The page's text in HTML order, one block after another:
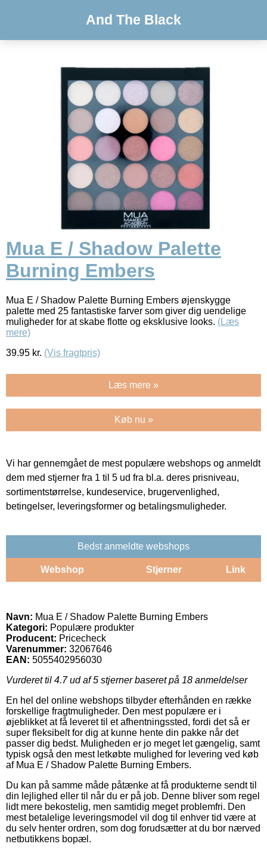
And The Black
Mua E / Shadow Palette
Burning Embers
Mua E / Shadow Palette Burning Embers øjenskygge
palette med 25 fantastiske farver som giver dig uendelige
muligheder for at skabe flotte og eksklusive looks. (Læs
mere)
39.95 kr. (Vis fragtpris)
Læs mere »
Køb nu »
Vi har gennemgået de mest populære webshops og anmeldt
dem med stjerner fra 1 til 5 ud fra bl.a. deres prisniveau,
sortimentstørrelse, kundeservice, brugervenlighed,
betingelser, leveringsformer og betalingsmuligheder.
Bedst anmeldte webshops
Webshop Stjerner Link
Navn: Mua E / Shadow Palette Burning Embers
Kategori: Populære produkter
Producent: Pricecheck
Varenummer: 32067646
EAN: 5055402956030
Vurderet til 4.7ud af 5 stjerner baseret på 18 anmeldelser
En hel del online webshops tilbyder efterhånden en række
forskellige fragtmuligheder. Den mest populære er i
øjeblikket at få leveret til et afhentningssted, fordi det så er
super fleksibelt for dig at kunne hente din pakke når det
passer dig bedst. Muligheden er jo meget let gængelig, samt
typisk også den mest letkøbte mulighed for levering ved køb
af Mua E / Shadow Palette Burning Embers.
Du kan på samme måde påtænke at få produkterne sendt til
din lejlighed eller til når du er på job. Denne bliver som regel
lidt mere bekostelig, men samtidig meget problemfri. Den
mest betalelige leveringsmodel vil dog til enhver tid være at
du selv henter ordren, som dog forudsætter at du bor nærved
netbutikkens bopæl.